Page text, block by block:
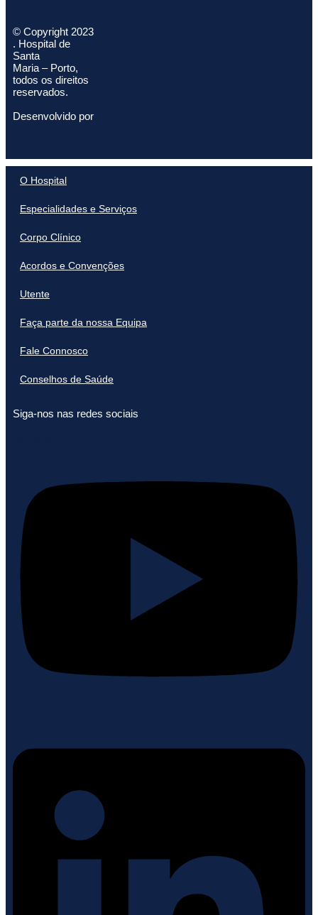
© Copyright 2023
. Hospital de
Santa
Maria – Porto,
todos os direitos
reservados.
Desenvolvido por
O Hospital
Especialidades e Serviços
Corpo Clínico
Acordos e Convenções
Utente
Faça parte da nossa Equipa
Fale Connosco
Conselhos de Saúde
Siga-nos nas redes sociais